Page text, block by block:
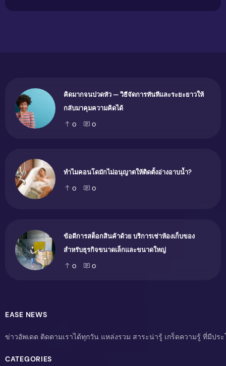
คิดมากจนปวดหัว — วิธีจัดการทันทีและระยะยาวให้
กลับมาคุมความคิดได้
0 0
ทำไมคอนโดมักไม่อนุญาตให้ติดตั้งอ่างอาบน้ำ?
0 0
ข้อดีการสต็อกสินค้าด้วย บริการเช่าห้องเก็บของ
สำหรับธุรกิจขนาดเล็กและขนาดใหญ่
0 0
EASE NEWS
ข่าวอัพเดต ติดตามเราได้ทุกวัน แหล่งรวม สาระน่ารู้ เกร็ดความรู้ ที่มีประ
CATEGORIES